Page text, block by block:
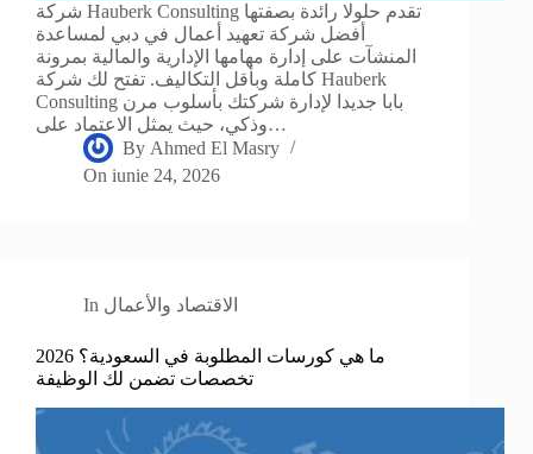
شركة Hauberk Consulting تقدم حلولا رائدة بصفتها
أفضل شركة تعهيد أعمال في دبي لمساعدة
المنشآت على إدارة مهامها الإدارية والمالية بمرونة
كاملة وبأقل التكاليف. تفتح لك شركة Hauberk
Consulting بابا جديدا لإدارة شركتك بأسلوب مرن
وذكي، حيث يمثل الاعتماد على…
By Ahmed El Masry
On iunie 24, 2026
In الاقتصاد والأعمال
ما هي كورسات المطلوبة في السعودية؟ 2026
تخصصات تضمن لك الوظيفة